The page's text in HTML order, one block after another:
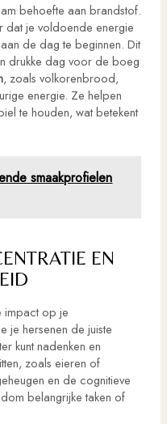
behoefte aan brandstof.
dat je voldoende energie
de dag te beginnen. Dit
drukke dag voor de boeg
, zoals volkorenbrood,
energie. Ze helpen
te houden, wat betekent
smaakprofielen
EN
impact op je
je hersenen de juiste
kunt nadenken en
zoals eieren of
en de cognitieve
belangrijke taken of